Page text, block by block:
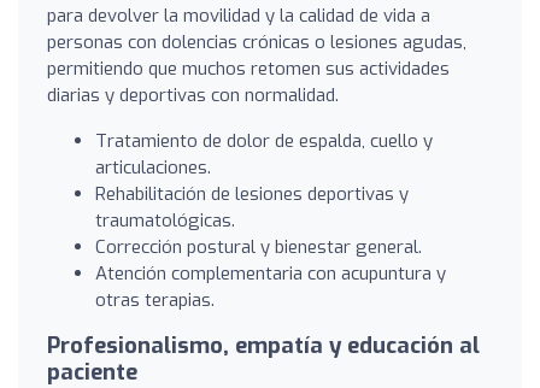
para devolver la movilidad y la calidad de vida a
personas con dolencias crónicas o lesiones agudas,
permitiendo que muchos retomen sus actividades
diarias y deportivas con normalidad.
Tratamiento de dolor de espalda, cuello y
articulaciones.
Rehabilitación de lesiones deportivas y
traumatológicas.
Corrección postural y bienestar general.
Atención complementaria con acupuntura y
otras terapias.
Profesionalismo, empatía y educación al
paciente